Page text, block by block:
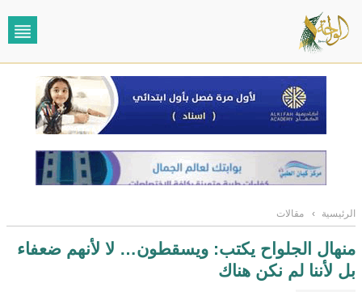
الرئيسية › مقالات
منهال الجلواح يكتب: ويسقطون… لا لأنهم ضعفاء
بل لأننا لم نكن هناك